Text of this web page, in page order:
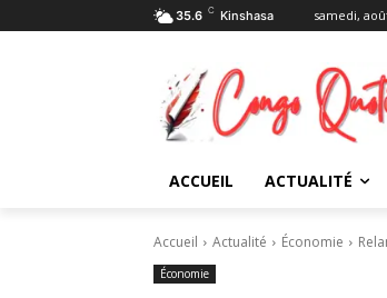
35.6 C Kinshasa samedi,
ACCUEIL ACTUALITÉ
Accueil Actualité Économie
Économie